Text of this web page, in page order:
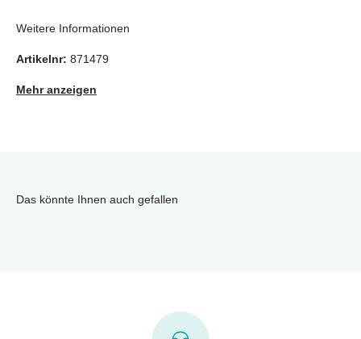
Weitere Informationen
Artikelnr: 871479
Mehr anzeigen
Das könnte Ihnen auch gefallen